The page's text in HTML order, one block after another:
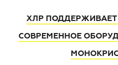
ХЛР ПОДДЕРЖИВАЕТ
СОВРЕМЕННОЕ